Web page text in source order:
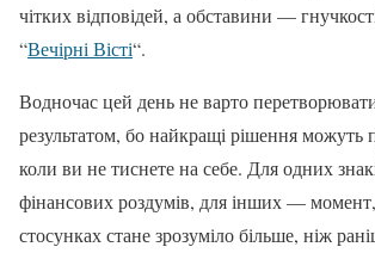
чітких відповідей, а обставини —
“Вечірні Вісті“.
Водночас цей день не варто
результатом, бо найкращі рішення можуть
коли ви не тиснете на себе. Для одних
фінансових роздумів, для інших —
стосунках стане зрозуміло більше, ніж